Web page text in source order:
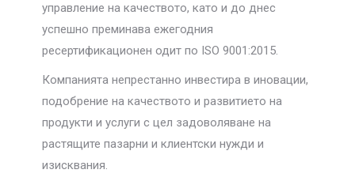
управление на качеството, като и до днес
успешно преминава ежегодния
ресертификационен одит по ISO 9001:2015.
Компанията непрестанно инвестира в иновации,
подобрение на качеството и развитието на
продукти и услуги с цел задоволяване на
растящите пазарни и клиентски нужди и
изисквания.